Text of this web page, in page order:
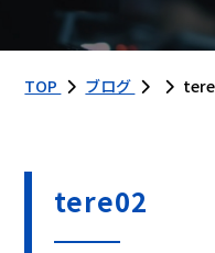
TOP ブログ
tere02